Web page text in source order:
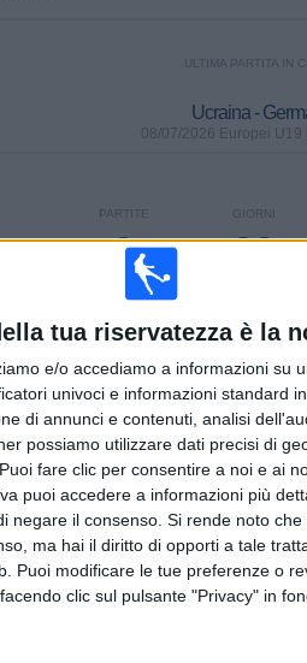
tua riservatezza è la
e/o accediamo a informazioni su
univoci e informazioni standard
di annunci e contenuti, analisi
possiamo utilizzare dati precisi di
fare clic per consentire a noi e ai
puoi accedere a informazioni più
negare il consenso. Si rende noto
ma hai il diritto di opporti a tale
Puoi modificare le tue preferenze o
clic sul pulsante "Privacy" in
ULTIMA PARTITA IN
Ucraina -
08/07/2026 Europei U19
GIORNI
29
PARTITE
0
CONSECUTIVE
A PAGAMENTO
MASSIMO
9
VS Italy
TOTALE
13
COMPETIZIONI
PER COMPETIZIONI